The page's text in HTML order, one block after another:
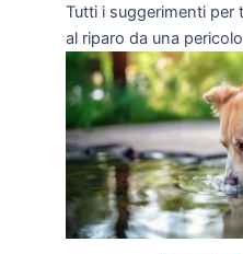
Tutti i suggerimenti per
al riparo da una